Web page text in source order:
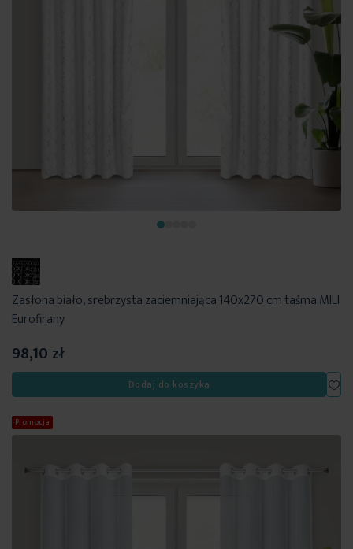
Zasłona biało, srebrzysta zaciemniająca 140x270 cm taśma MILI
Eurofirany
98,10 zł
Dodaj do koszyka
Promocja